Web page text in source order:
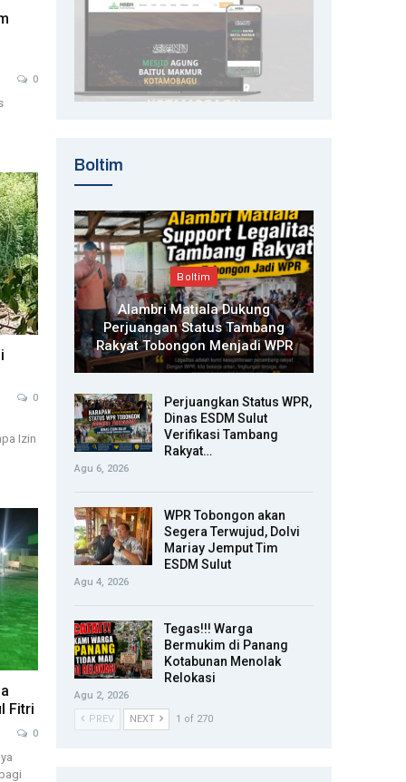
0
0
Izin
Fitri
0
Boltim
Boltim
Alambri Matiala Dukung
Perjuangan Status Tambang
Rakyat Tobongon Menjadi WPR
Perjuangkan Status WPR,
Dinas ESDM Sulut
Verifikasi Tambang
Rakyat…
Agu 6, 2026
WPR Tobongon akan
Segera Terwujud, Dolvi
Mariay Jemput Tim
ESDM Sulut
Agu 4, 2026
Tegas!!! Warga
Bermukim di Panang
Kotabunan Menolak
Relokasi
Agu 2, 2026
PREV
NEXT 1 of 270